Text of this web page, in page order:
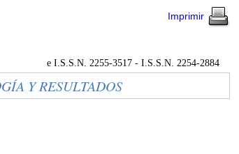
Imprimir
e I.S.S.N. 2255-3517 - I.S.S.N. 2254-2884
Y RESULTADOS